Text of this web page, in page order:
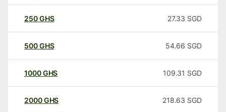
250GHS 27.33 SGD
500GHS 54.66 SGD
1000GHS 109.31 SGD
2000GHS 218.63 SGD